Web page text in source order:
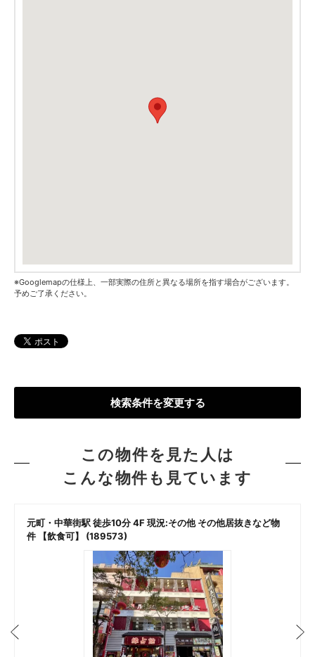
※Googlemapの仕様上、一部実際の住所と異なる場所を指す場合がございます。
予めご了承ください。
検索条件を変更する
この物件を見た人は
こんな物件も見ています
元町・中華街駅 徒歩10分 4F 現況:その他 その他居抜きなど物
件 【飲食可】 (189573)